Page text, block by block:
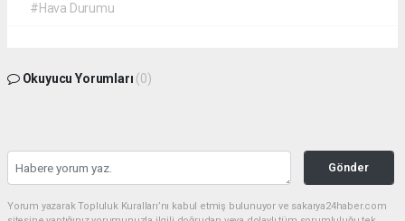
#Hava Durumu
Okuyucu Yorumları (0)
Gönder
Yorum yazarak Topluluk Kuralları’nı kabul etmiş bulunuyor ve sakarya24haber.com